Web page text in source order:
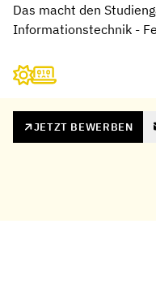
Das macht den
Informationstechnik -
JETZT BEWERBEN